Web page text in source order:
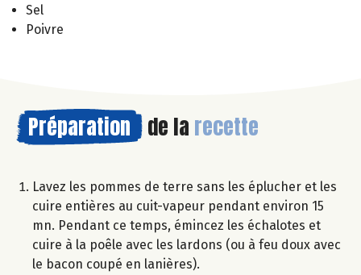
Sel
Poivre
Préparation de la recette
Lavez les pommes de terre sans les éplucher et les
cuire entières au cuit-vapeur pendant environ 15
mn. Pendant ce temps, émincez les échalotes et
cuire à la poêle avec les lardons (ou à feu doux avec
le bacon coupé en lanières).